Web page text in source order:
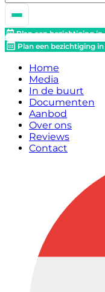
Plan een bezichtiging in
Plan een bezichtiging in
Home
Media
In de buurt
Documenten
Aanbod
Over ons
Reviews
Contact